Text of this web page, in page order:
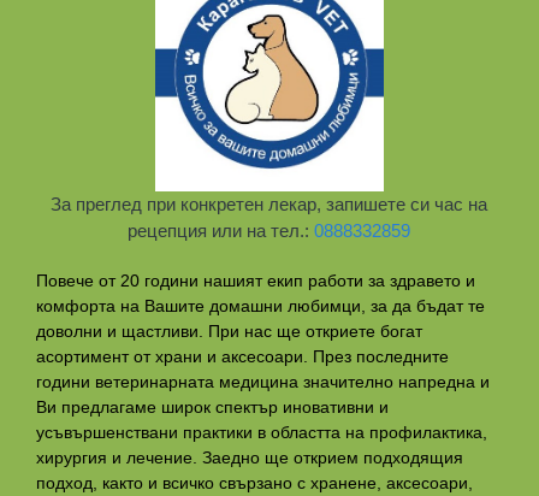
За преглед при конкретен лекар, запишете си час на
рецепция или на тел.:0888332859
Повече от 20 години нашият екип работи за здравето и
комфорта на Вашите домашни любимци, за да бъдат те
доволни и щастливи. При нас ще откриете богат
асортимент от храни и аксесоари. През последните
години ветеринарната медицина значително напредна и
Ви предлагаме широк спектър иновативни и
усъвършенствани практики в областта на профилактикa,
хирургия и лечение. Заедно ще открием подходящия
подход, както и всичко свързано с хранене, аксесоари,